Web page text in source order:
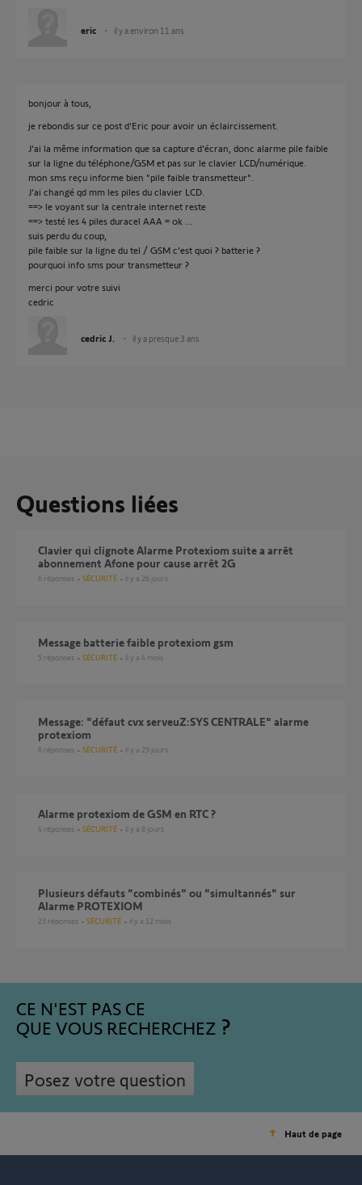
eric il y a environ 11 ans
bonjour à tous,
je rebondis sur ce post d'Eric pour avoir un éclaircissement.
J'ai la même information que sa capture d'écran, donc alarme pile faible
sur la ligne du téléphone/GSM et pas sur le clavier LCD/numérique.
mon sms reçu informe bien "pile faible transmetteur".
J'ai changé qd mm les piles du clavier LCD.
==> le voyant sur la centrale internet reste
==> testé les 4 piles duracel AAA = ok ...
suis perdu du coup,
pile faible sur la ligne du tel / GSM c'est quoi ? batterie ?
pourquoi info sms pour transmetteur ?
merci pour votre suivi
cedric
cedric J. il y a presque 3 ans
Questions liées
Clavier qui clignote Alarme Protexiom suite a arrêt
abonnement Afone pour cause arrêt 2G
6 réponses SÉCURITÉ il y a 26 jours
Message batterie faible protexiom gsm
5 réponses SÉCURITÉ il y a 4 mois
Message: "défaut cvx serveuZ:SYS CENTRALE" alarme
protexiom
6 réponses SÉCURITÉ il y a 29 jours
Alarme protexiom de GSM en RTC ?
4 réponses SÉCURITÉ il y a 8 jours
Plusieurs défauts "combinés" ou "simultannés" sur
Alarme PROTEXIOM
23 réponses SÉCURITÉ il y a 12 mois
CE N'EST PAS CE
QUE VOUS RECHERCHEZ
Posez votre question
Haut de page